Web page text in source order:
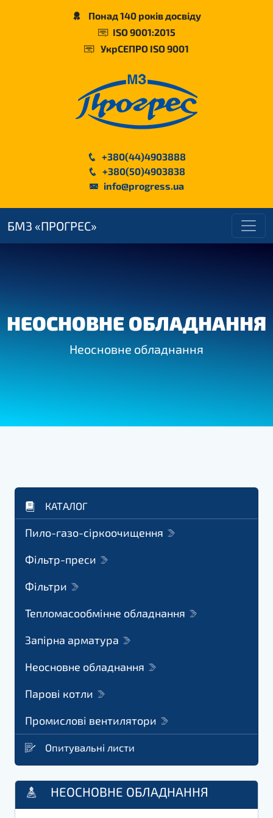
Понад 140 років досвіду
ISO 9001:2015
УкрСЕПРО ISO 9001
+380(44)4903888
+380(50)4903838
info@progress.ua
БМЗ «ПРОГРЕС»
НЕОСНОВНЕ ОБЛАДНАННЯ
Неосновне обладнання
КАТАЛОГ
Пило-газо-сіркоочищення
Фільтр-преси
Фільтри
Тепломасообмінне обладнання
Запірна арматура
Неосновне обладнання
Парові котли
Промислові вентилятори
Опитувальні листи
НЕОСНОВНЕ ОБЛАДНАННЯ